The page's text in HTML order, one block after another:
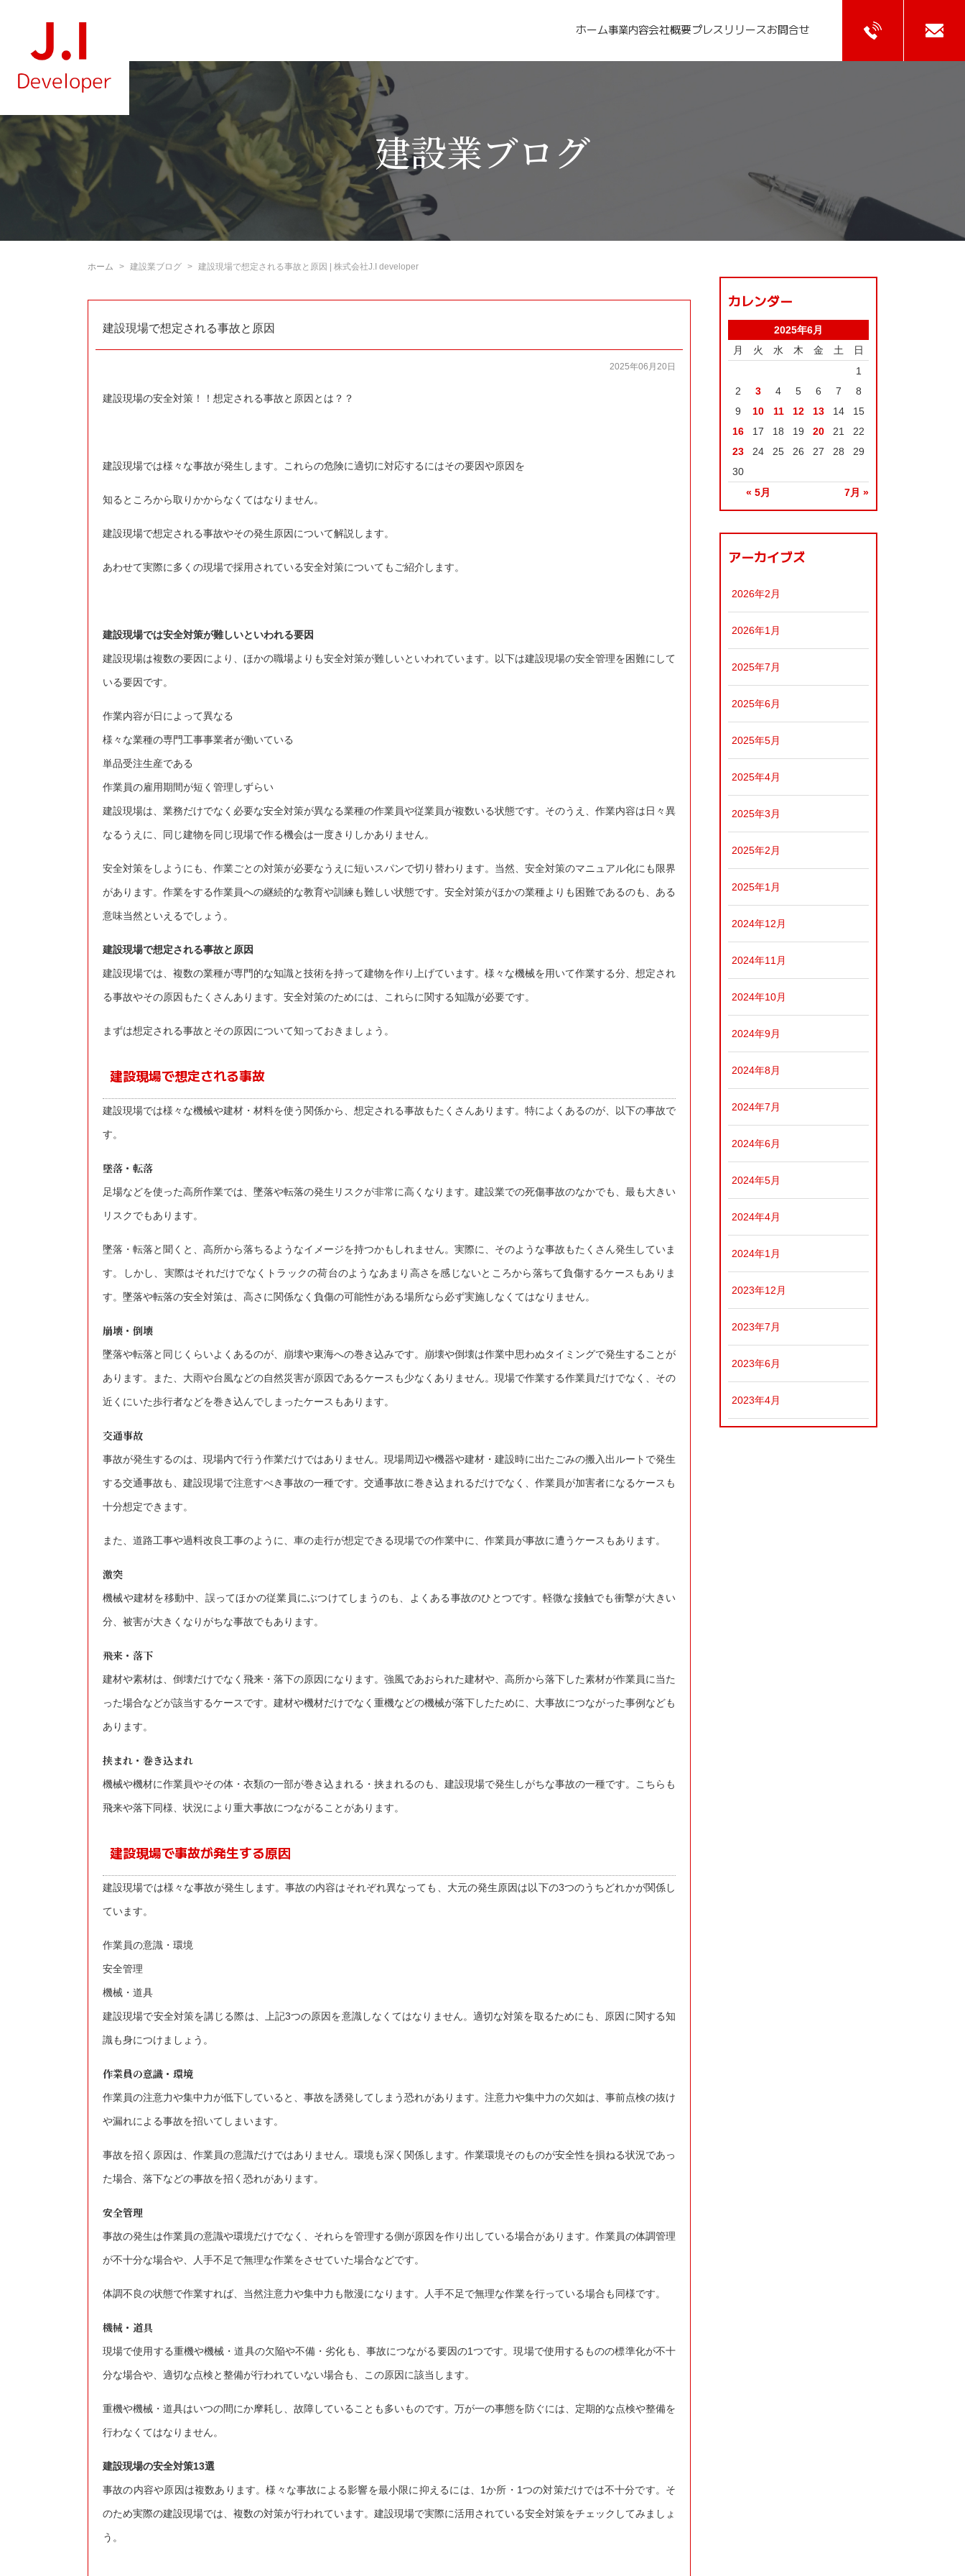
ホーム事業内容会社概要プレスリリースお問合せ
建設業ブログ
ホーム 建設業ブログ 建設現場で想定される事故と原因 | 株式会社J.I developer
建設現場で想定される事故と原因
2025年06月20日
建設現場の安全対策！！想定される事故と原因とは？？
建設現場では様々な事故が発生します。これらの危険に適切に対応するにはその要因や原因を
知るところから取りかからなくてはなりません。
建設現場で想定される事故やその発生原因について解説します。
あわせて実際に多くの現場で採用されている安全対策についてもご紹介します。
建設現場では安全対策が難しいといわれる要因
建設現場は複数の要因により、ほかの職場よりも安全対策が難しいといわれています。以下は建設現場の安全管理を困難にして
いる要因です。
作業内容が日によって異なる
様々な業種の専門工事事業者が働いている
単品受注生産である
作業員の雇用期間が短く管理しずらい
建設現場は、業務だけでなく必要な安全対策が異なる業種の作業員や従業員が複数いる状態です。そのうえ、作業内容は日々異
なるうえに、同じ建物を同じ現場で作る機会は一度きりしかありません。
安全対策をしようにも、作業ごとの対策が必要なうえに短いスパンで切り替わります。当然、安全対策のマニュアル化にも限界
があります。作業をする作業員への継続的な教育や訓練も難しい状態です。安全対策がほかの業種よりも困難であるのも、ある
意味当然といえるでしょう。
建設現場で想定される事故と原因
建設現場では、複数の業種が専門的な知識と技術を持って建物を作り上げています。様々な機械を用いて作業する分、想定され
る事故やその原因もたくさんあります。安全対策のためには、これらに関する知識が必要です。
まずは想定される事故とその原因について知っておきましょう。
建設現場で想定される事故
建設現場では様々な機械や建材・材料を使う関係から、想定される事故もたくさんあります。特によくあるのが、以下の事故で
す。
墜落・転落
足場などを使った高所作業では、墜落や転落の発生リスクが非常に高くなります。建設業での死傷事故のなかでも、最も大きい
リスクでもあります。
墜落・転落と聞くと、高所から落ちるようなイメージを持つかもしれません。実際に、そのような事故もたくさん発生していま
す。しかし、実際はそれだけでなくトラックの荷台のようなあまり高さを感じないところから落ちて負傷するケースもありま
す。 墜落や転落の安全対策は、高さに関係なく負傷の可能性がある場所なら必ず実施しなくてはなりません。
崩壊・倒壊
墜落や転落と同じくらいよくあるのが、崩壊や東海への巻き込みです。崩壊や倒壊は作業中思わぬタイミングで発生することが
あります。また、 大雨や台風などの自然災害が原因であるケースも少なくありません。 現場で作業する作業員だけでなく、その
近くにいた歩行者などを巻き込んでしまったケースもあります。
交通事故
事故が発生するのは、現場内で行う作業だけではありません。現場周辺や機器や建材・建設時に出たごみの搬入出ルートで発生
する交通事故も、建設現場で注意すべき事故の一種です。 交通事故に巻き込まれるだけでなく、作業員が加害者になるケースも
十分想定できます。
また、道路工事や過料改良工事のように、車の走行が想定できる現場での作業中に、作業員が事故に遭うケースもあります。
激突
機械や建材を移動中、誤ってほかの従業員にぶつけてしまうのも、よくある事故のひとつです。 軽微な接触でも衝撃が大きい
分、被害が大きくなりがちな事故でもあります。
飛来・落下
建材や素材は、倒壊だけでなく飛来・落下の原因になります。 強風であおられた建材や、高所から落下した素材が作業員に当た
った場合などが該当するケースです。 建材や機材だけでなく重機などの機械が落下したために、大事故につながった事例なども
あります。
挟まれ・巻き込まれ
機械や機材に作業員やその体・衣類の一部が巻き込まれる・挟まれるのも、建設現場で発生しがちな事故の一種です。 こちらも
飛来や落下同様、状況により重大事故につながることがあります。
建設現場で事故が発生する原因
建設現場では様々な事故が発生します。事故の内容はそれぞれ異なっても、大元の発生原因は以下の3つのうちどれかが関係し
ています。
作業員の意識・環境
安全管理
機械・道具
建設現場で安全対策を講じる際は、上記3つの原因を意識しなくてはなりません。適切な対策を取るためにも、原因に関する知
識も身につけましょう。
作業員の意識・環境
作業員の注意力や集中力が低下していると、事故を誘発してしまう恐れがあります。注意力や集中力の欠如は、事前点検の抜け
や漏れによる事故を招いてしまいます。
事故を招く原因は、作業員の意識だけではありません。 環境も深く関係します。作業環境そのものが安全性を損ねる状況であっ
た場合、落下などの事故を招く恐れがあります。
安全管理
事故の発生は作業員の意識や環境だけでなく、それらを管理する側が原因を作り出している場合があります。 作業員の体調管理
が不十分な場合や、人手不足で無理な作業をさせていた場合などです。
体調不良の状態で作業すれば、当然注意力や集中力も散漫になります。人手不足で無理な作業を行っている場合も同様です。
機械・道具
現場で使用する重機や機械・道具の欠陥や不備・劣化も、事故につながる要因の1つです。現場で使用するものの標準化が不十
分な場合や、適切な点検と整備が行われていない場合も、この原因に該当します。
重機や機械・道具はいつの間にか摩耗し、故障していることも多いものです。 万が一の事態を防ぐには、定期的な点検や整備を
行わなくてはなりません。
建設現場の安全対策13選
事故の内容や原因は複数あります。様々な事故による影響を最小限に抑えるには、1か所・1つの対策だけでは不十分です。そ
のため実際の建設現場では、複数の対策が行われています。建設現場で実際に活用されている安全対策をチェックしてみましょ
う。
カレンダー
2025年6月
月
火 水 木 金 土 日
« 5月 7月 »
1
2
3 4 5 6 7
8
9
10 11 12 13 14
15
16
17 18 19 20 21
22
23
24 25 26 27 28
29
30
アーカイブズ
2026年2月
2026年1月
2025年7月
2025年6月
2025年5月
2025年4月
2025年3月
2025年2月
2025年1月
2024年12月
2024年11月
2024年10月
2024年9月
2024年8月
2024年7月
2024年6月
2024年5月
2024年4月
2024年1月
2023年12月
2023年7月
2023年6月
2023年4月